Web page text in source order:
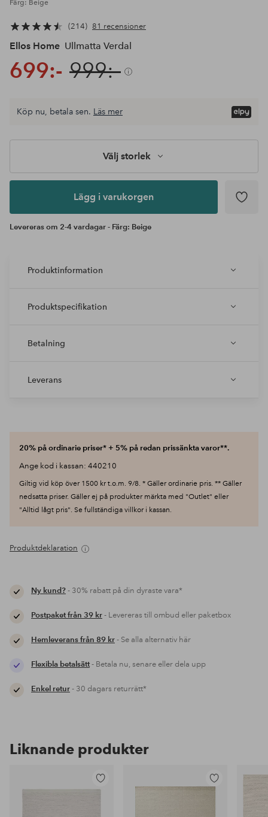
Färg: Beige
214 81 recensioner
Ellos Home Ullmatta Verdal
699:- 999:-
storlek
Lägg i
Köp nu, betala sen. Läs mer
Välj storlek
Lägg i varukorgen
Levereras om 2-4 vardagar - Färg: Beige
Produktinformation
Produktspecifikation
Betalning
Leverans
20% på ordinarie priser* + 5% på redan prissänkta varor**.
Ange kod i kassan: 440210
Giltig vid köp över 1500 kr t.o.m. 9/8. * Gäller ordinarie pris. ** Gäller
nedsatta priser. Gäller ej på produkter märkta med "Outlet" eller
"Alltid lågt pris". Se fullständiga villkor i kassan.
Produktdeklaration
Ny kund?- 30% rabatt på din dyraste vara*
Postpaket från 39 kr- Levereras till ombud eller paketbox
Hemleverans från 89 kr- Se alla alternativ här
Flexibla betalsätt- Betala nu, senare eller dela upp
Enkel retur- 30 dagars returrätt*
Liknande produkter
Lägg
Lägg